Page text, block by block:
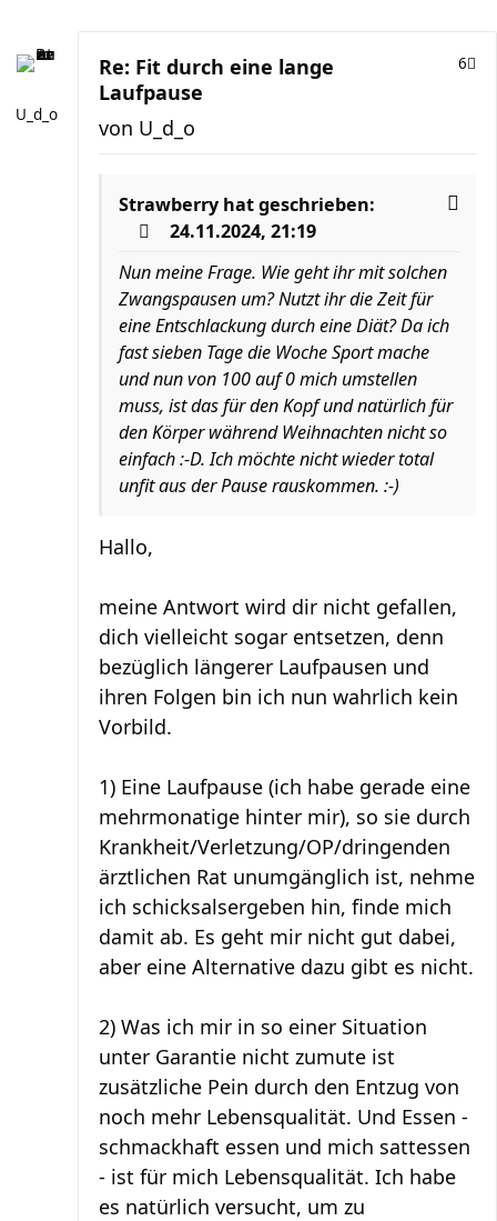
U_d_o
Re: Fit durch eine lange
Laufpause
6
von U_d_o
Strawberry hat geschrieben:
24.11.2024, 21:19
Nun meine Frage. Wie geht ihr mit solchen
Zwangspausen um? Nutzt ihr die Zeit für
eine Entschlackung durch eine Diät? Da ich
fast sieben Tage die Woche Sport mache
und nun von 100 auf 0 mich umstellen
muss, ist das für den Kopf und natürlich für
den Körper während Weihnachten nicht so
einfach :-D. Ich möchte nicht wieder total
unfit aus der Pause rauskommen. :-)
Hallo,
meine Antwort wird dir nicht gefallen,
dich vielleicht sogar entsetzen, denn
bezüglich längerer Laufpausen und
ihren Folgen bin ich nun wahrlich kein
Vorbild.
1) Eine Laufpause (ich habe gerade eine
mehrmonatige hinter mir), so sie durch
Krankheit/Verletzung/OP/dringenden
ärztlichen Rat unumgänglich ist, nehme
ich schicksalsergeben hin, finde mich
damit ab. Es geht mir nicht gut dabei,
aber eine Alternative dazu gibt es nicht.
2) Was ich mir in so einer Situation
unter Garantie nicht zumute ist
zusätzliche Pein durch den Entzug von
noch mehr Lebensqualität. Und Essen -
schmackhaft essen und mich sattessen
- ist für mich Lebensqualität. Ich habe
es natürlich versucht, um zu